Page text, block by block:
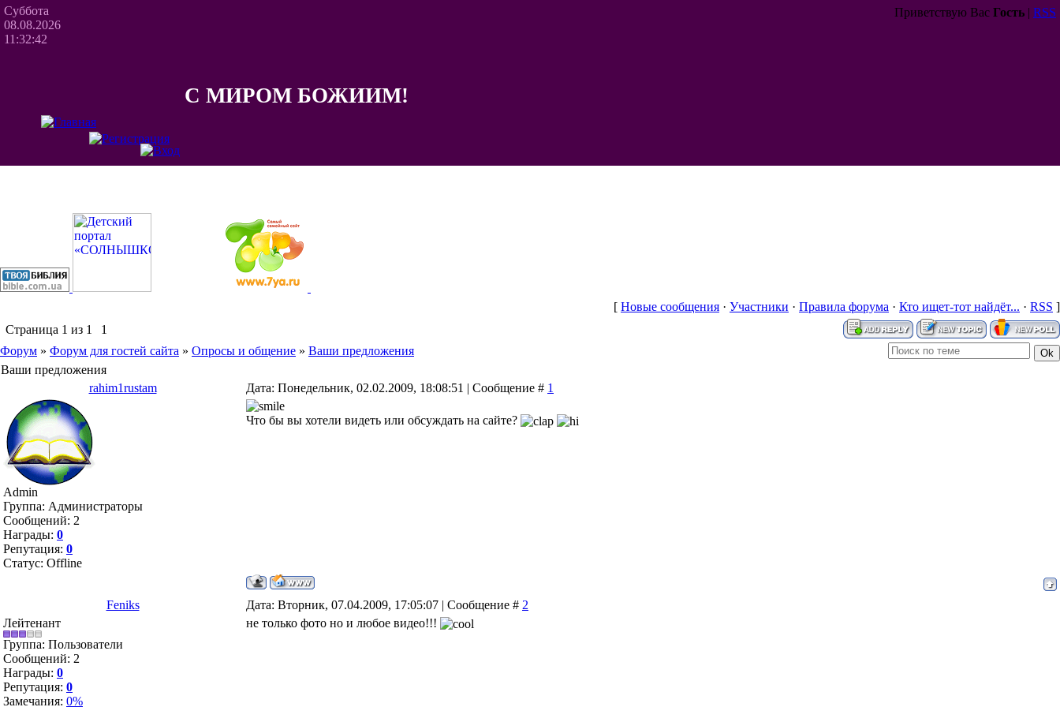
Суббота
08.08.2026
11:32:42
Приветствую Вас Гость | RSS
С МИРОМ БОЖИИМ!
[ Новые сообщения · Участники · Правила форума · Кто ищет-тот найдёт... · RSS ]
Страница 1 из 1
1
Форум » Форум для гостей сайта » Опросы и общение » Ваши предложения
Ваши предложения
rahim1rustam
Дата: Понедельник, 02.02.2009, 18:08:51 | Сообщение # 1
Admin
Группа: Администраторы
Сообщений: 2
Награды: 0
Репутация: 0
Статус: Offline
Что бы вы хотели видеть или обсуждать на сайте?
Feniks Дата: Вторник, 07.04.2009, 17:05:07 | Сообщение # 2
Лейтенант
Группа: Пользователи
Сообщений: 2
Награды: 0
Репутация: 0
Замечания: 0%
не только фото но и любое видео!!!